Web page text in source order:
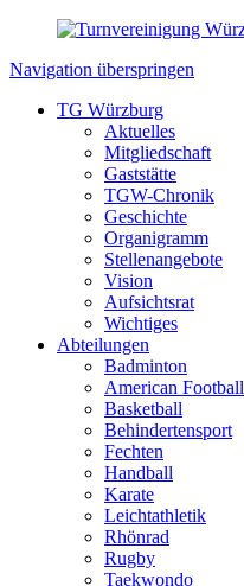
Navigation überspringen
TG Würzburg
Aktuelles
Mitgliedschaft
Gaststätte
TGW-Chronik
Geschichte
Organigramm
Stellenangebote
Vision
Aufsichtsrat
Wichtiges
Abteilungen
Badminton
American Football
Basketball
Behindertensport
Fechten
Handball
Karate
Leichtathletik
Rhönrad
Rugby
Taekwondo